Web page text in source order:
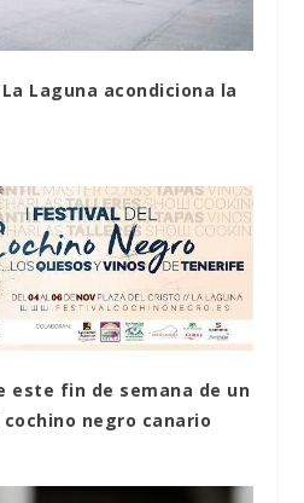
Laguna acondiciona la
este fin de semana de un
negro canario